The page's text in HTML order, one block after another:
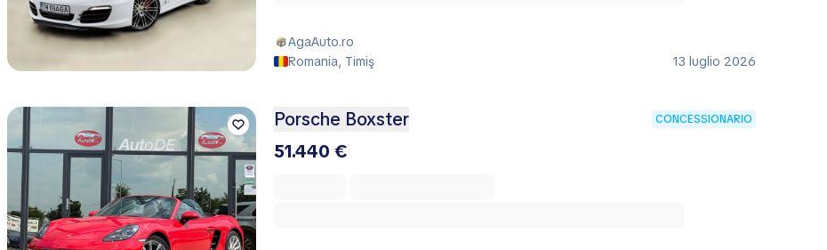
AgaAuto.ro
Romania, Timiş
13 luglio 2026
Porsche Boxster CONCESSIONARIO
51.440 €